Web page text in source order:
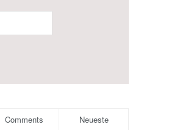
Comments Neueste